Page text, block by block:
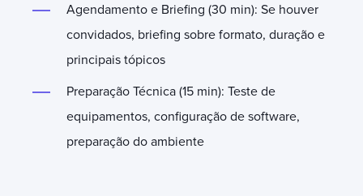
Agendamento e Briefing (30 min): Se houver
convidados, briefing sobre formato, duração e
principais tópicos
Preparação Técnica (15 min): Teste de
equipamentos, configuração de software,
preparação do ambiente